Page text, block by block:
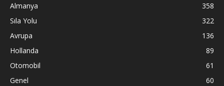
Almanya
358
Sıla Yolu
322
Avrupa
136
Hollanda
89
Otomobil
61
Genel
60